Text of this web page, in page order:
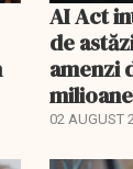
AI Act
de
amenzi
02 AUGUST